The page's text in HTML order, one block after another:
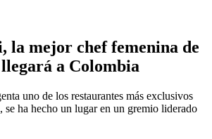
la mejor chef femenina de
a Colombia
uno de los restaurantes más exclusivos
se ha hecho un lugar en un gremio liderado